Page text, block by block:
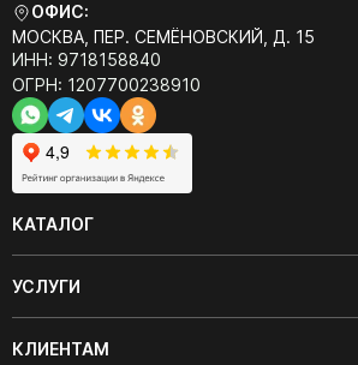
ОФИС:
МОСКВА, ПЕР. СЕМЁНОВСКИЙ, Д. 15
ИНН: 9718158840
ОГРН: 1207700238910
КАТАЛОГ
УСЛУГИ
КЛИЕНТАМ